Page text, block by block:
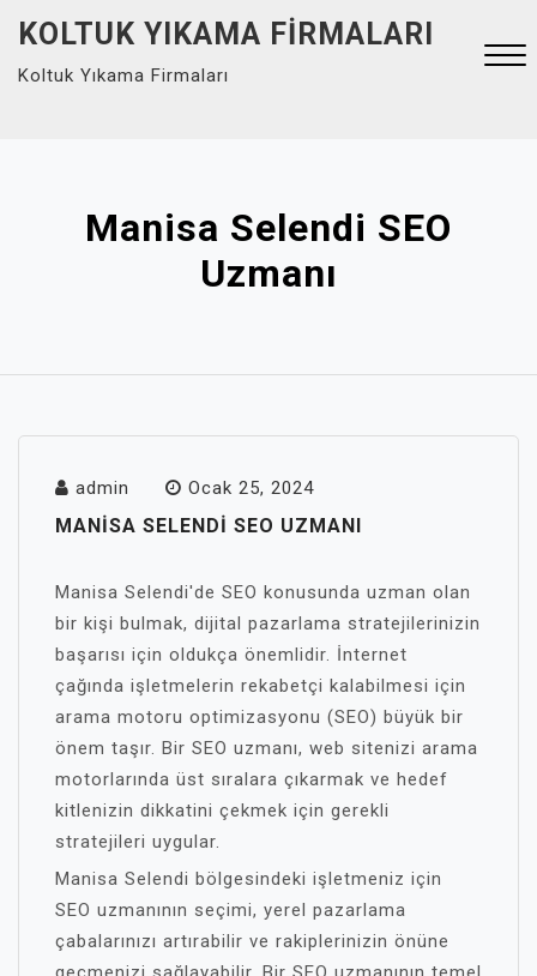
content
KOLTUK YIKAMA FIRMALARI
Koltuk Yıkama Firmaları
Manisa Selendi SEO
Uzmanı
admin Ocak 25, 2024
MANISA SELENDI SEO UZMANI
Manisa Selendi'de SEO konusunda uzman olan
bir kişi bulmak, dijital pazarlama stratejilerinizin
başarısı için oldukça önemlidir. İnternet
çağında işletmelerin rekabetçi kalabilmesi için
arama motoru optimizasyonu (SEO) büyük bir
önem taşır. Bir SEO uzmanı, web sitenizi arama
motorlarında üst sıralara çıkarmak ve hedef
kitlenizin dikkatini çekmek için gerekli
stratejileri uygular.
Manisa Selendi bölgesindeki işletmeniz için
SEO uzmanının seçimi, yerel pazarlama
çabalarınızı artırabilir ve rakiplerinizin önüne